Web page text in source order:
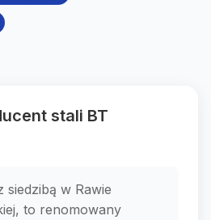
stali BT
siedzibą w Rawie
to renomowany